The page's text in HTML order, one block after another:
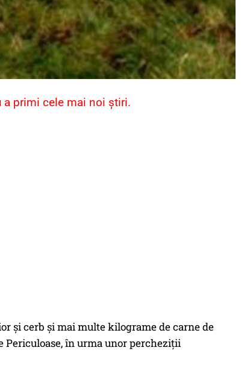
a primi cele mai noi știri.
şi cerb şi mai multe kilograme de carne de
în urma unor percheziţii